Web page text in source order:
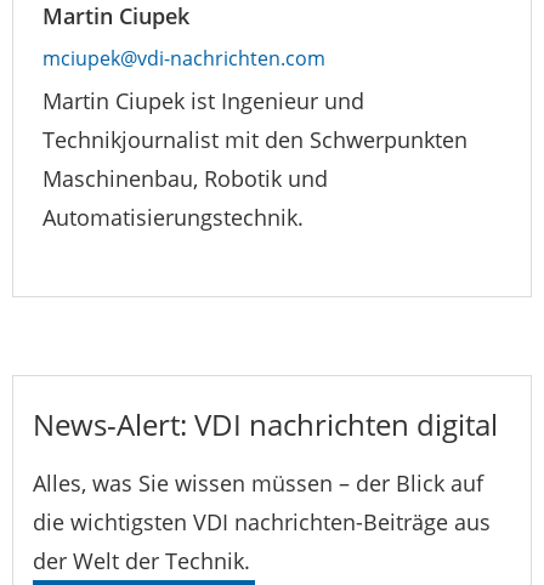
Martin Ciupek
mciupek@vdi-nachrichten.com
Martin Ciupek ist Ingenieur und
Technikjournalist mit den Schwerpunkten
Maschinenbau, Robotik und
Automatisierungstechnik.
News-Alert: VDI nachrichten digital
Alles, was Sie wissen müssen – der Blick auf
die wichtigsten VDI nachrichten-Beiträge aus
der Welt der Technik.